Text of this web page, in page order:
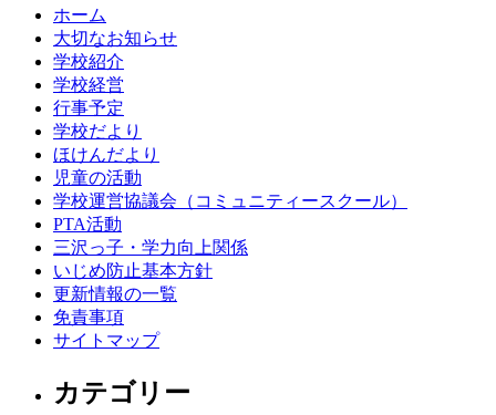
ホーム
大切なお知らせ
学校紹介
学校経営
行事予定
学校だより
ほけんだより
児童の活動
学校運営協議会（コミュニティースクール）
PTA活動
三沢っ子・学力向上関係
いじめ防止基本方針
更新情報の一覧
免責事項
サイトマップ
カテゴリー